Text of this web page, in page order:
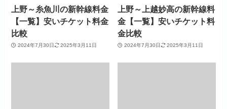
上野～糸魚川の新幹線料金
【一覧】安いチケット料金
比較
2024年7月30日 2025年3月11日
上野～上越妙高の新幹線料
金【一覧】安いチケット料
金比較
2024年7月30日 2025年3月11日